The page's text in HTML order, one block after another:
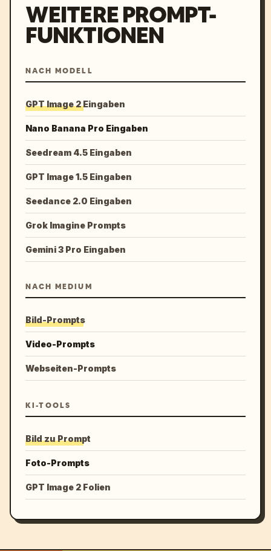
WEITERE PROMPT-
FUNKTIONEN
NACH MODELL
GPT Image 2 Eingaben
Nano Banana Pro Eingaben
Seedream 4.5 Eingaben
GPT Image 1.5 Eingaben
Seedance 2.0 Eingaben
Grok Imagine Prompts
Gemini 3 Pro Eingaben
NACH MEDIUM
Bild-Prompts
Video-Prompts
Webseiten-Prompts
KI-TOOLS
Bild zu Prompt
Foto-Prompts
GPT Image 2 Folien